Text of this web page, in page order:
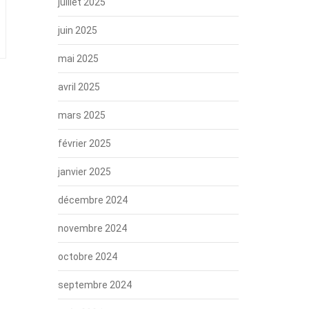
juin 2025
mai 2025
avril 2025
mars 2025
février 2025
janvier 2025
décembre 2024
novembre 2024
octobre 2024
septembre 2024